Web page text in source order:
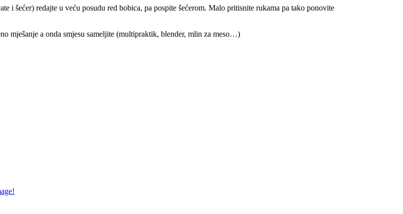
i šećer) redajte u veću posudu red bobica, pa pospite šećerom. Malo pritisnite rukama pa tako ponovite
mješanje a onda smjesu sameljite (multipraktik, blender, mlin za meso…)